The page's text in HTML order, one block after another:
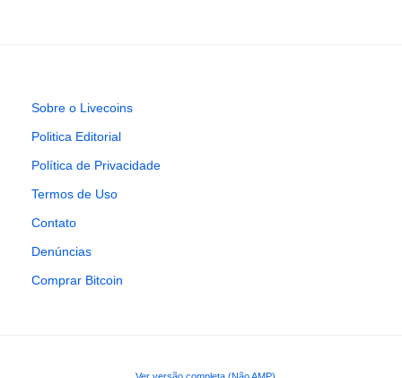
Sobre o Livecoins
Politica Editorial
Política de Privacidade
Termos de Uso
Contato
Denúncias
Comprar Bitcoin